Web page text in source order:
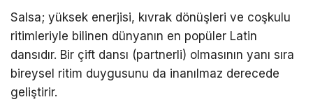
Salsa; yüksek enerjisi, kıvrak dönüşleri ve coşkulu
ritimleriyle bilinen dünyanın en popüler Latin
dansıdır. Bir çift dansı (partnerli) olmasının yanı sıra
bireysel ritim duygusunu da inanılmaz derecede
geliştirir.